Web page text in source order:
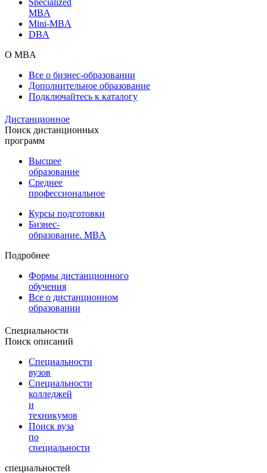
MBA
Mini-MBA
DBA
О MBA
Все о бизнес-образовании
Дополнительное образование
Подключайтесь к каталогу
Дистанционное
Поиск дистанционных
программ
Высшее
образование
Среднее
профессиональное
Курсы подготовки
Бизнес-
образование. MBA
Подробнее
Формы дистанционного
обучения
Все о дистанционном
образовании
Специальности
Поиск описаний
Специальности
вузов
Специальности
колледжей
и
техникумов
Поиск вуза
по
специальности
специальностей